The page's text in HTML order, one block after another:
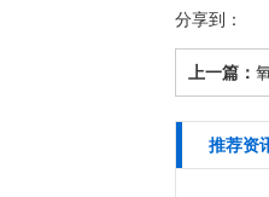
分享到：
上一篇：
推荐资